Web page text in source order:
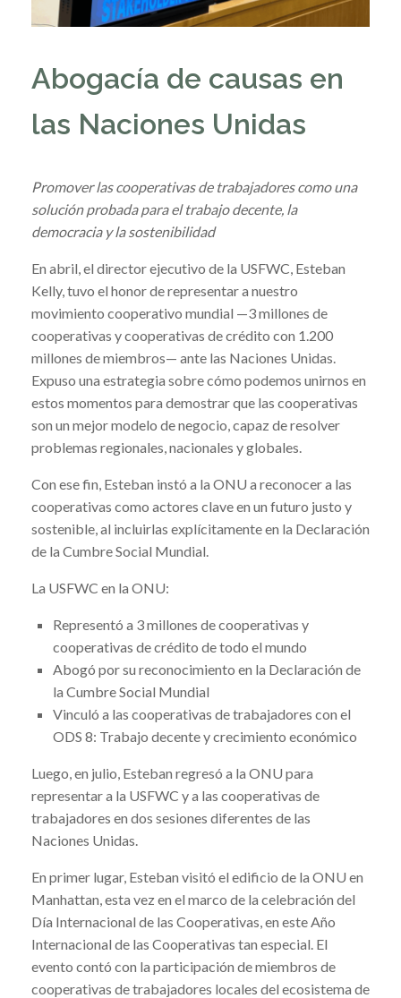
Abogacía de causas en
las Naciones Unidas
Promover las cooperativas de trabajadores como una
solución probada para el trabajo decente, la
democracia y la sostenibilidad
En abril, el director ejecutivo de la USFWC, Esteban
Kelly, tuvo el honor de representar a nuestro
movimiento cooperativo mundial —3 millones de
cooperativas y cooperativas de crédito con 1.200
millones de miembros— ante las Naciones Unidas.
Expuso una estrategia sobre cómo podemos unirnos en
estos momentos para demostrar que las cooperativas
son un mejor modelo de negocio, capaz de resolver
problemas regionales, nacionales y globales.
Con ese fin, Esteban instó a la ONU a reconocer a las
cooperativas como actores clave en un futuro justo y
sostenible, al incluirlas explícitamente en la Declaración
de la Cumbre Social Mundial.
La USFWC en la ONU:
Representó a 3 millones de cooperativas y
cooperativas de crédito de todo el mundo
Abogó por su reconocimiento en la Declaración de
la Cumbre Social Mundial
Vinculó a las cooperativas de trabajadores con el
ODS 8: Trabajo decente y crecimiento económico
Luego, en julio, Esteban regresó a la ONU para
representar a la USFWC y a las cooperativas de
trabajadores en dos sesiones diferentes de las
Naciones Unidas.
En primer lugar, Esteban visitó el edificio de la ONU en
Manhattan, esta vez en el marco de la celebración del
Día Internacional de las Cooperativas, en este Año
Internacional de las Cooperativas tan especial. El
evento contó con la participación de miembros de
cooperativas de trabajadores locales del ecosistema de